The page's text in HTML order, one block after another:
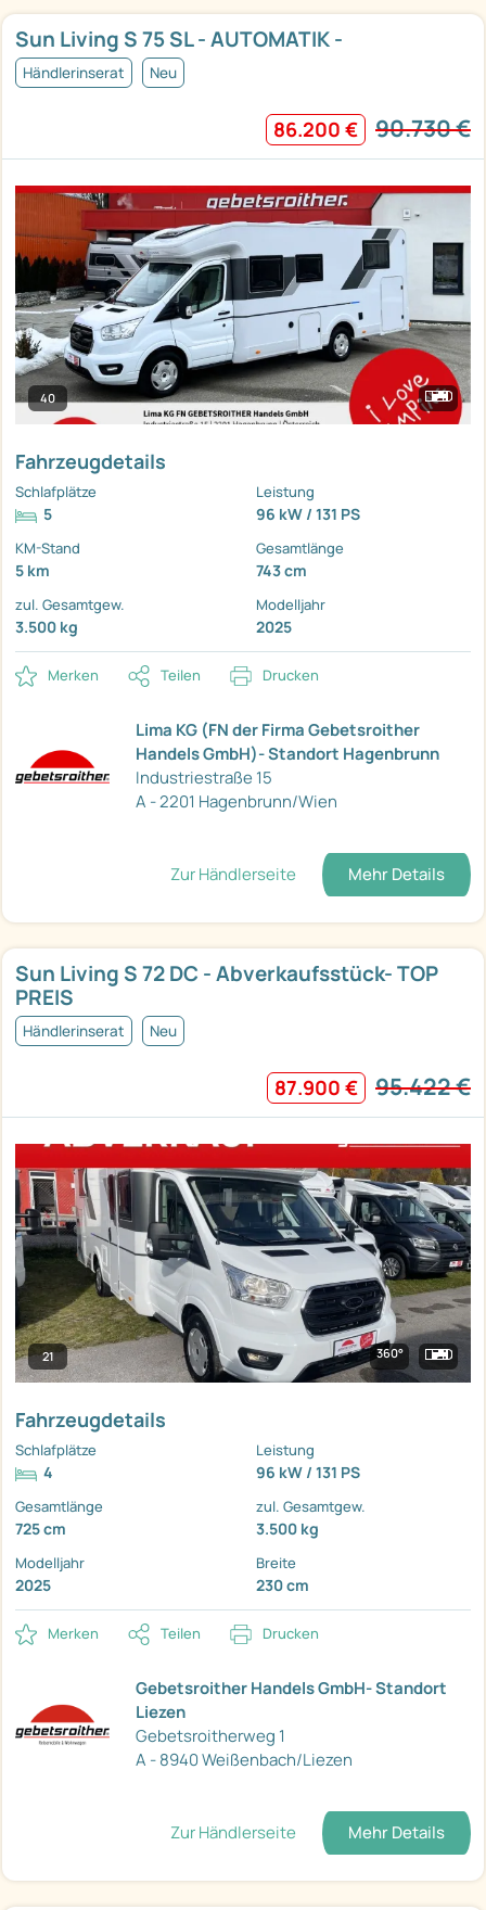
Sun Living S 75 SL - AUTOMATIK -
Händlerinserat Neu
86.200 € 90.730 €
40
Fahrzeugdetails
Schlafplätze
5
Leistung
96 kW / 131 PS
KM-Stand
5 km
Gesamtlänge
743 cm
zul. Gesamtgew.
3.500 kg
Modelljahr
2025
Merken Teilen Drucken
Lima KG (FN der Firma Gebetsroither
Handels GmbH)- Standort Hagenbrunn
Industriestraße 15
A - 2201 Hagenbrunn/Wien
Zur Händlerseite Mehr Details
Sun Living S 72 DC - Abverkaufsstück- TOP
PREIS
Händlerinserat Neu
87.900 € 95.422 €
21 360°
Fahrzeugdetails
Schlafplätze
4
Leistung
96 kW / 131 PS
Gesamtlänge
725 cm
zul. Gesamtgew.
3.500 kg
Modelljahr
2025
Breite
230 cm
Merken Teilen Drucken
Gebetsroither Handels GmbH- Standort
Liezen
Gebetsroitherweg 1
A - 8940 Weißenbach/Liezen
Zur Händlerseite Mehr Details